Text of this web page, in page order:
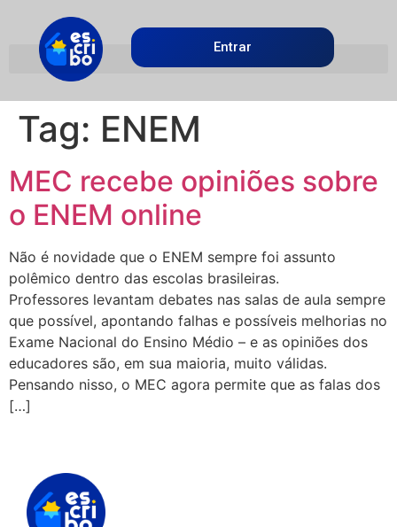
Entrar
Tag: ENEM
MEC recebe opiniões sobre
o ENEM online
Não é novidade que o ENEM sempre foi assunto
polêmico dentro das escolas brasileiras.
Professores levantam debates nas salas de aula sempre
que possível, apontando falhas e possíveis melhorias no
Exame Nacional do Ensino Médio – e as opiniões dos
educadores são, em sua maioria, muito válidas.
Pensando nisso, o MEC agora permite que as falas dos
[…]